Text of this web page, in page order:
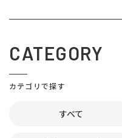
CATEGORY
カテゴリで探す
すべて